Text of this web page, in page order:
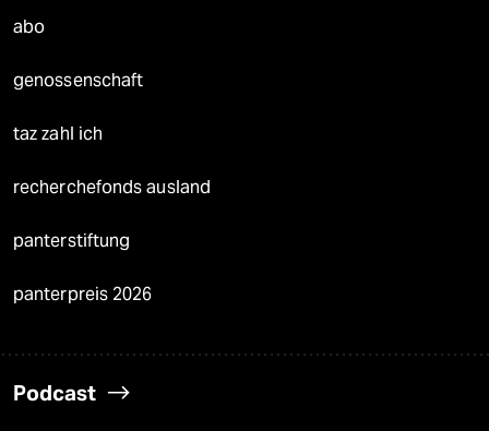
abo
genossenschaft
taz zahl ich
recherchefonds ausland
panterstiftung
panterpreis 2026
Podcast